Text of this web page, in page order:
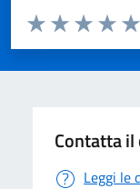
Valuta da 1 a 5 stelle
Valuta
Valuta 3
Valuta 2
Valuta 1 stelle su
Contatta
Leggi le